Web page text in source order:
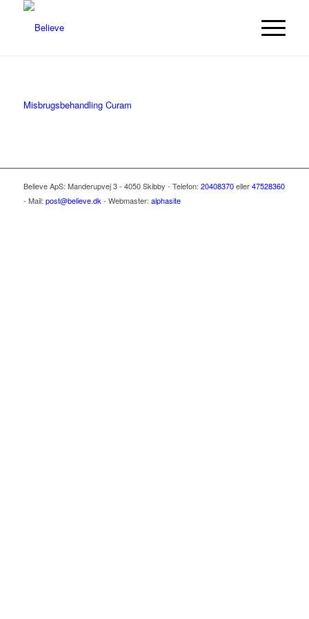
Misbrugsbehandling Curam
Believe ApS: Manderupvej 3 - 4050 Skibby - Telefon: 20408370eller47528360
- Mail: post@believe.dk - Webmaster: alphasite